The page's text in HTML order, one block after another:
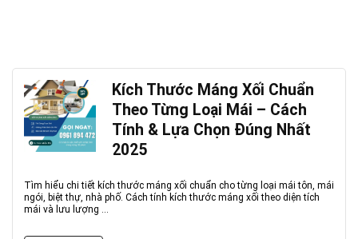
Kích Thước Máng Xối Chuẩn
Theo Từng Loại Mái – Cách
Tính & Lựa Chọn Đúng Nhất
2025
Tìm hiểu chi tiết kích thước máng xối chuẩn cho từng loại mái tôn, mái
ngói, biệt thự, nhà phố. Cách tính kích thước máng xối theo diện tích
mái và lưu lượng ...